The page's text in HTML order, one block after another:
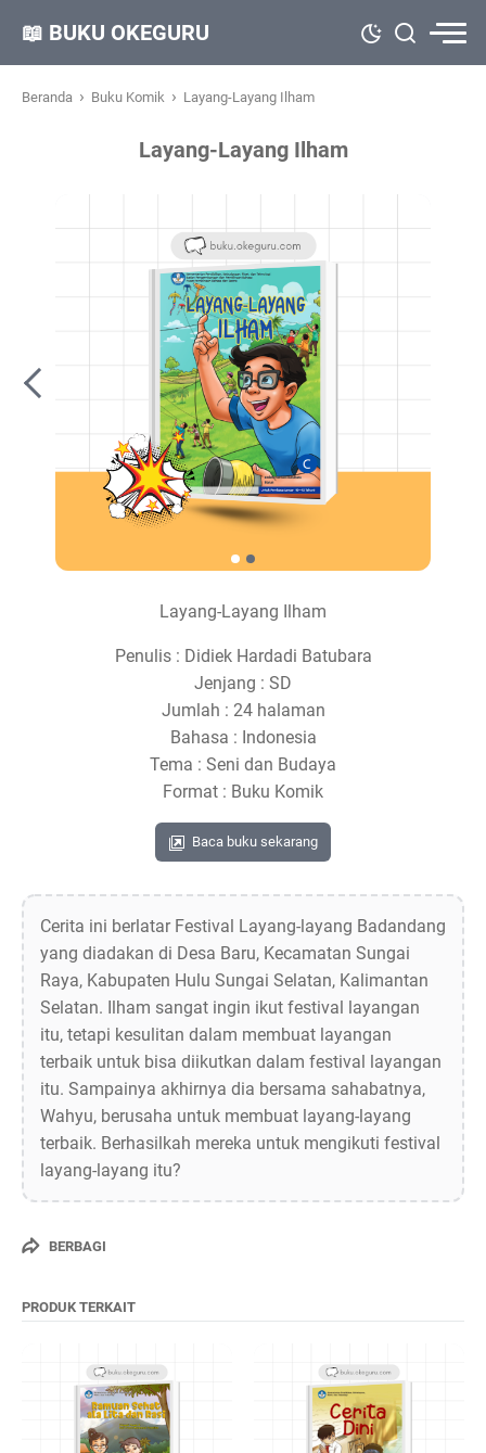
📖 BUKU OKEGURU
Beranda › Buku Komik › Layang-Layang Ilham
Layang-Layang Ilham
Layang-Layang Ilham
Penulis : Didiek Hardadi Batubara
Jenjang : SD
Jumlah : 24 halaman
Bahasa : Indonesia
Tema : Seni dan Budaya
Format : Buku Komik
Baca buku sekarang
Cerita ini berlatar Festival Layang-layang Badandang
yang diadakan di Desa Baru, Kecamatan Sungai
Raya, Kabupaten Hulu Sungai Selatan, Kalimantan
Selatan. Ilham sangat ingin ikut festival layangan
itu, tetapi kesulitan dalam membuat layangan
terbaik untuk bisa diikutkan dalam festival layangan
itu. Sampainya akhirnya dia bersama sahabatnya,
Wahyu, berusaha untuk membuat layang-layang
terbaik. Berhasilkah mereka untuk mengikuti festival
layang-layang itu?
BERBAGI
PRODUK TERKAIT